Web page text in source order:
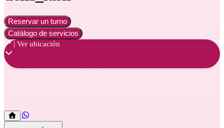
Reservar un turno
Catálogo de servicios
📍 | Ver ubicación
Efecto húmedo